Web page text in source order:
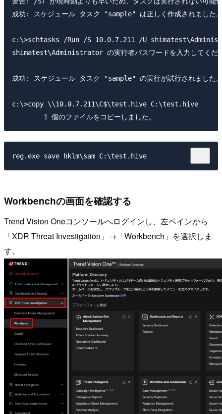
成功: スケジュール タスク "sample" は正しく作成されました
c:\>schtasks /Run /S 10.0.7.211 /U
shimatest\Administrator の実行者パスワードを入力し
成功: スケジュール タスク "sample" の実行が試行されました
c:\>copy \\10.0.7.211\C$\test.hive C:\test.hive
Workbenchの画面を確認する
Trend Vision Oneコンソールへログインし、左ペインから
「XDR Threat Investigation」→「Workbench」を選択しま
す。